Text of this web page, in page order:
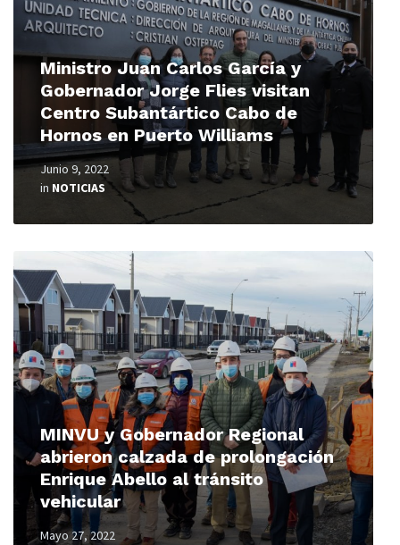
Ministro Juan Carlos García y
Gobernador Jorge Flies visitan
Centro Subantártico Cabo de
Hornos en Puerto Williams
Junio 9, 2022
in NOTICIAS
MINVU y Gobernador Regional
abrieron calzada de prolongación
Enrique Abello al tránsito
vehicular
Mayo 27, 2022
More